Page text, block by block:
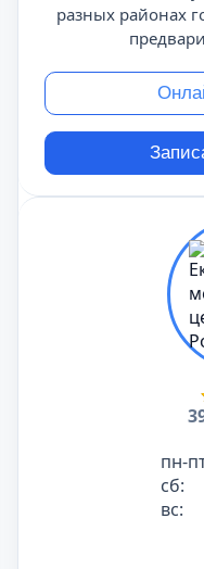
разных районах
пн-
сб:
вс: